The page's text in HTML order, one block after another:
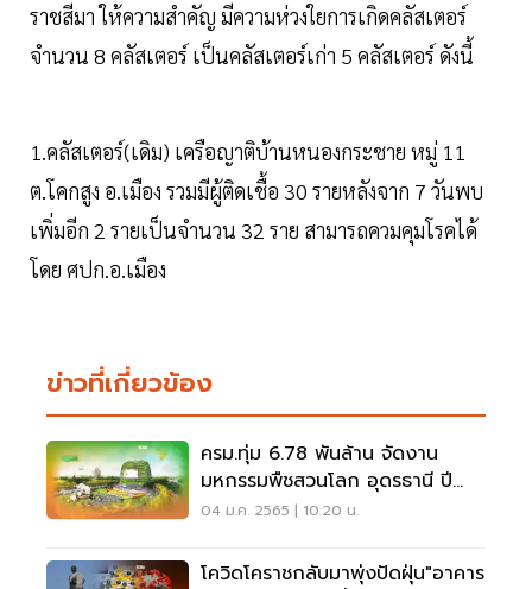
ราชสีมา ให้ความสำคัญ มีความห่วงใยการเกิดคลัสเตอร์
จำนวน 8 คลัสเตอร์ เป็นคลัสเตอร์เก่า 5 คลัสเตอร์ ดังนี้
1.คลัสเตอร์(เดิม) เครือญาติบ้านหนองกระชาย หมู่ 11
ต.โคกสูง อ.เมือง รวมมีผู้ติดเชื้อ 30 รายหลังจาก 7 วันพบ
เพิ่มอีก 2 รายเป็นจำนวน 32 ราย สามารถควมคุมโรคได้
โดย ศปก.อ.เมือง
ข่าวที่เกี่ยวข้อง
ครม.ทุ่ม 6.78 พันล้าน จัดงาน
มหกรรมพืชสวนโลก อุดรธานี ปี
2569-โคราช ปี 2572
04 ม.ค. 2565 | 10:20 น.
โควิดโคราชกลับมาพุ่งปัดฝุ่น"อาคาร